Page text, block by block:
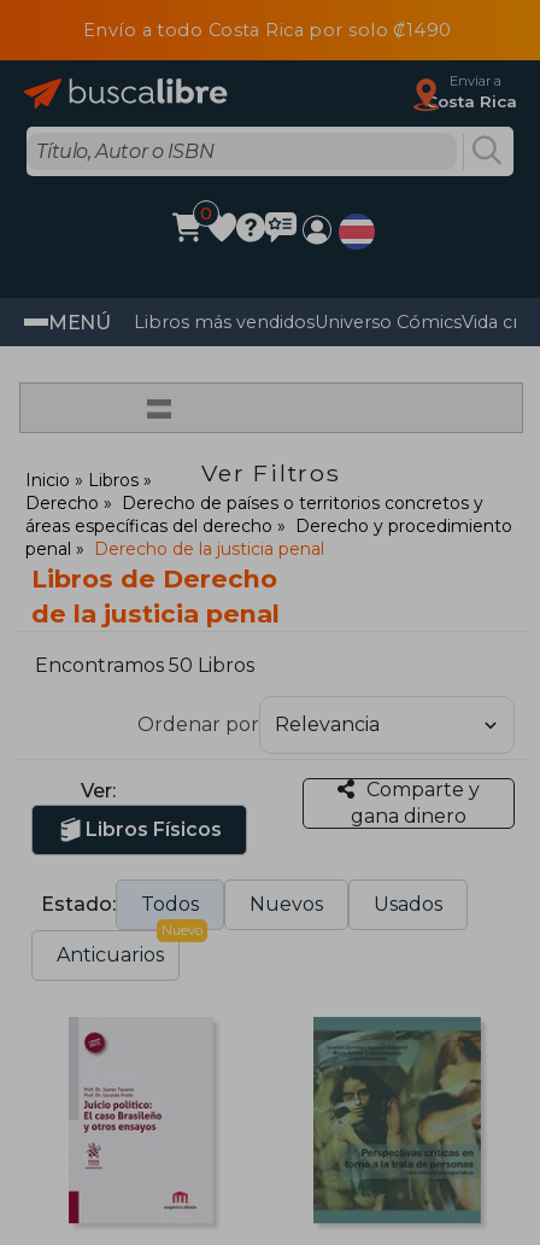
Envío a todo Costa Rica por solo ₡1490
Enviar a
Costa Rica
0
MENÚ Libros más vendidosUniverso CómicsVida
=
Ver Filtros
Inicio
Libros
Derecho
Derecho de países o territorios concretos y
áreas específicas del derecho
Derecho y procedimiento
penal
Derecho de la justicia penal
Libros de Derecho
de la justicia penal
Encontramos 50 Libros
Ordenar por
Ver:
Libros Físicos
Comparte y
gana dinero
Estado: Todos Nuevos Usados
Anticuarios
Nuevo